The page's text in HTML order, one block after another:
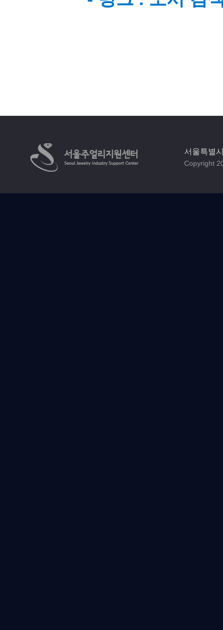
서울특별
Copyright